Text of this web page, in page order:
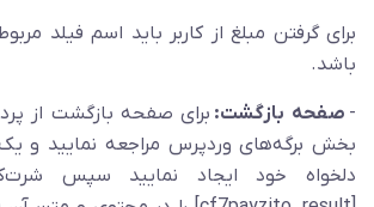
باشد.
- صفحه بازگشت: برای صفحه بازگشت از
بخش برگه‌های وردپرس مراجعه نمایید و یک
دلخواه خود ایجاد نمایید سپس